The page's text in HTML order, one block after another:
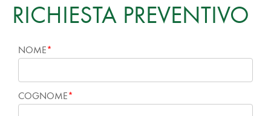
RICHIESTA PREVENTIVO
NOME
COGNOME